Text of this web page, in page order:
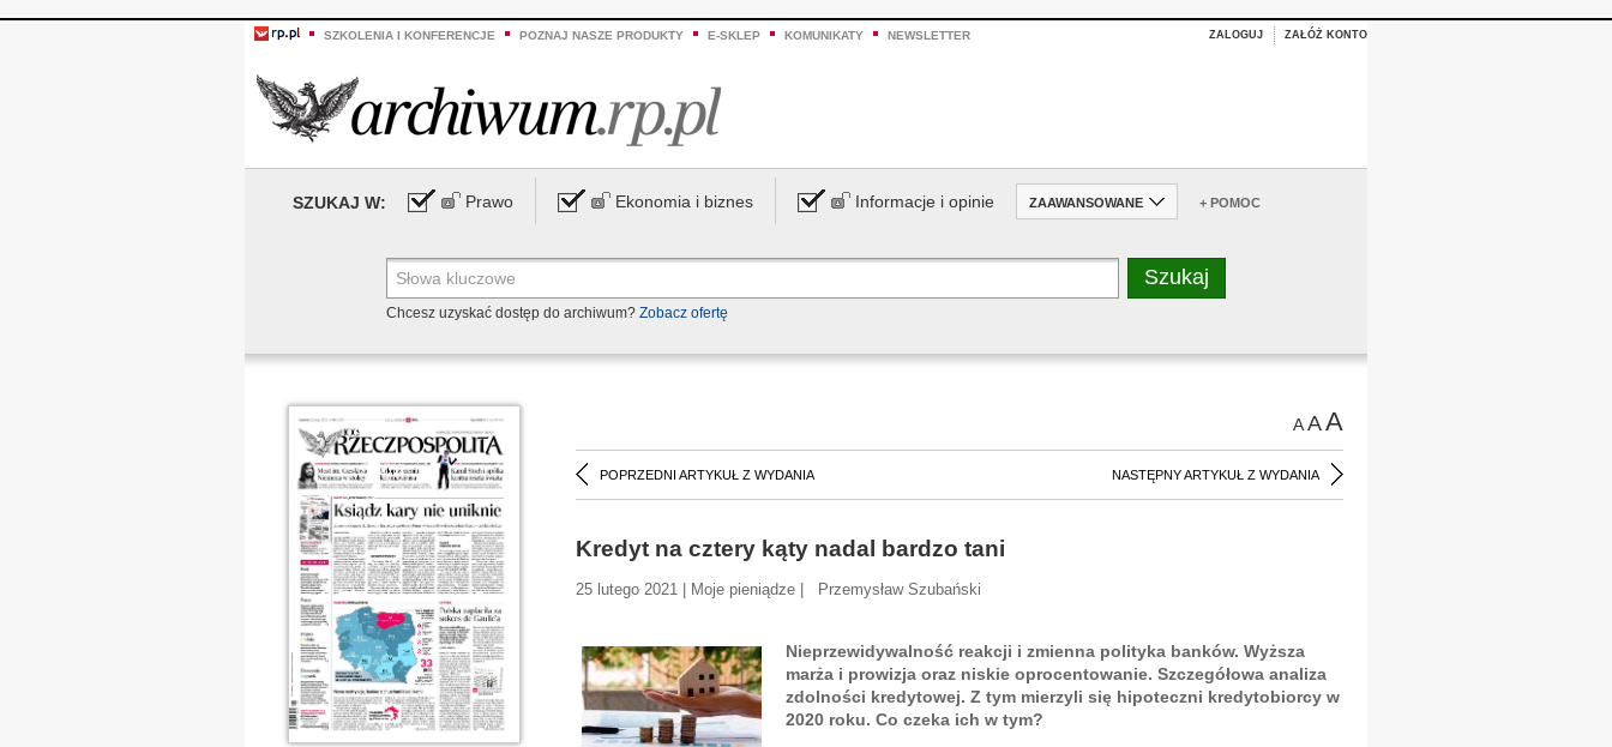
SZKOLENIA I KONFERENCJE POZNAJ NASZE PRODUKTY E-SKLEP KOMUNIKATY NEWSLETTER ZALOGUJ ZAŁÓŻ KONTO
SZUKAJ W: Prawo Ekonomia i biznes Informacje i opinie ZAAWANSOWANE + POMOC
Chcesz uzyskać dostęp do archiwum? Zobacz ofertę
AAA
POPRZEDNI ARTYKUŁ Z WYDANIA NASTĘPNY ARTYKUŁ Z WYDANIA
Kredyt na cztery kąty nadal bardzo tani
25 lutego 2021 | Moje pieniądze | Przemysław Szubański
Nieprzewidywalność reakcji i zmienna polityka banków. Wyższa
marża i prowizja oraz niskie oprocentowanie. Szczegółowa analiza
zdolności kredytowej. Z tym mierzyli się hipoteczni kredytobiorcy w
2020 roku. Co czeka ich w tym?